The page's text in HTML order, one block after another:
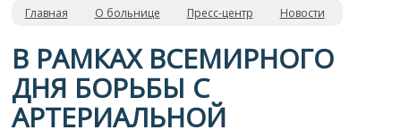
Главная О больнице Пресс-центр Новости
В РАМКАХ ВСЕМИРНОГО
ДНЯ БОРЬБЫ С
АРТЕРИАЛЬНОЙ